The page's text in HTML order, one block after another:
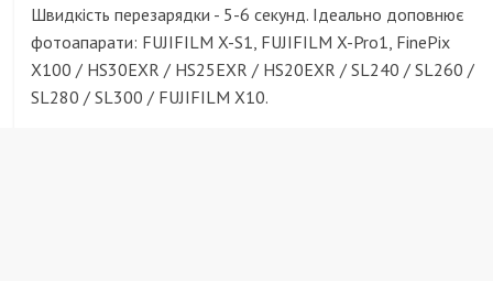
Швидкість перезарядки - 5-6 секунд. Ідеально доповнює
фотоапарати: FUJIFILM X-S1, FUJIFILM X-Pro1, FinePix
X100 / HS30EXR / HS25EXR / HS20EXR / SL240 / SL260 /
SL280 / SL300 / FUJIFILM X10.